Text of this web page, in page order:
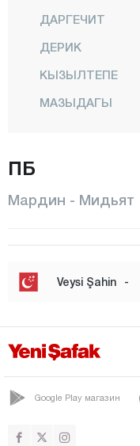
ДАРГЕЧИТ
ДЕРИК
КЫЗЫЛТЕПЕ
МАЗЫДАГЫ
ОМЕРЛИ
ЙЕШИЛЛИ
Мерсин
Муш
Невшехир
Османие
ПБ
Мардин - Мидьят
Veysi Şahin -
Google Play магазин